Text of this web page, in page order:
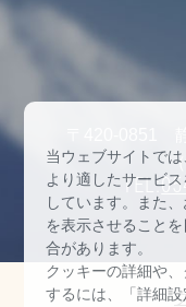
TEL:
当ウェブサイトで
より適したサービ
しています。また
を表示させること
合があります。
クッキーの詳細や
するには、「詳細設